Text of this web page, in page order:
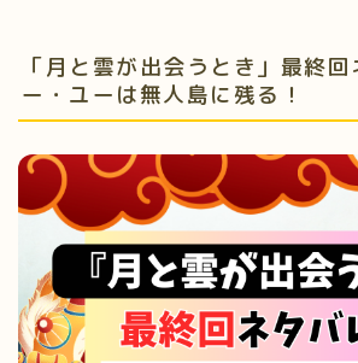
「月と雲が出会うとき」最終
ー・ユーは無人島に残る！